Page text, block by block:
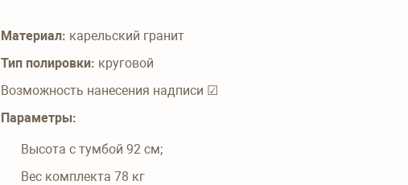
Материал: карельский гранит
Тип полировки: круговой
Возможность нанесения надписи ☑
Параметры:
Высота с тумбой 92 см;
Вес комплекта 78 кг